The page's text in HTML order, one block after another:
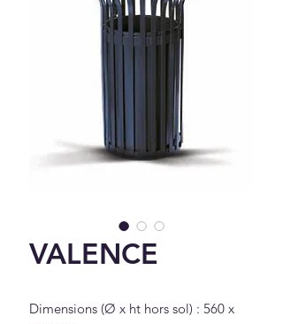
VALENCE
Dimensions (Ø x ht hors sol) : 560 x